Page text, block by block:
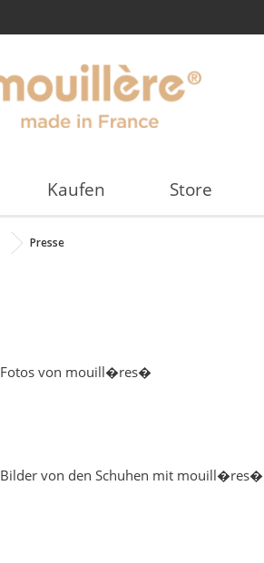
Kaufen Store
Presse
Fotos von mouill�res�
Bilder von den Schuhen mit mouill�res�